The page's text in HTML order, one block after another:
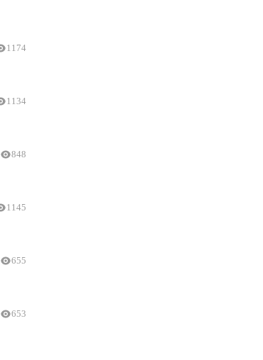
1174
1134
848
1145
655
653